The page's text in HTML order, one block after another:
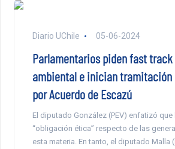
Diario UChile 05-06-2024
Parlamentarios piden fast
ambiental e inician tramitación
por Acuerdo de Escazú
El diputado González (PEV) enfatizó que
“obligación ética” respecto de las
esta materia. En tanto, el diputado Malla